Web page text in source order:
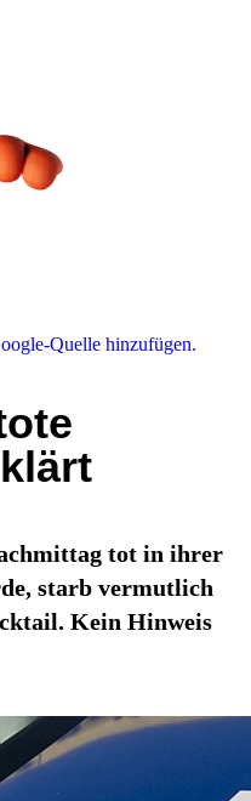
Quelle hinzufügen.
tot in ihrer
starb vermutlich
Kein Hinweis